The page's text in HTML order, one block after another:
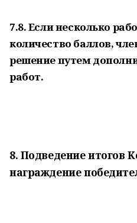
7.8. Если несколько
количество баллов,
решение путем
работ.
8. Подведение итогов
награждение